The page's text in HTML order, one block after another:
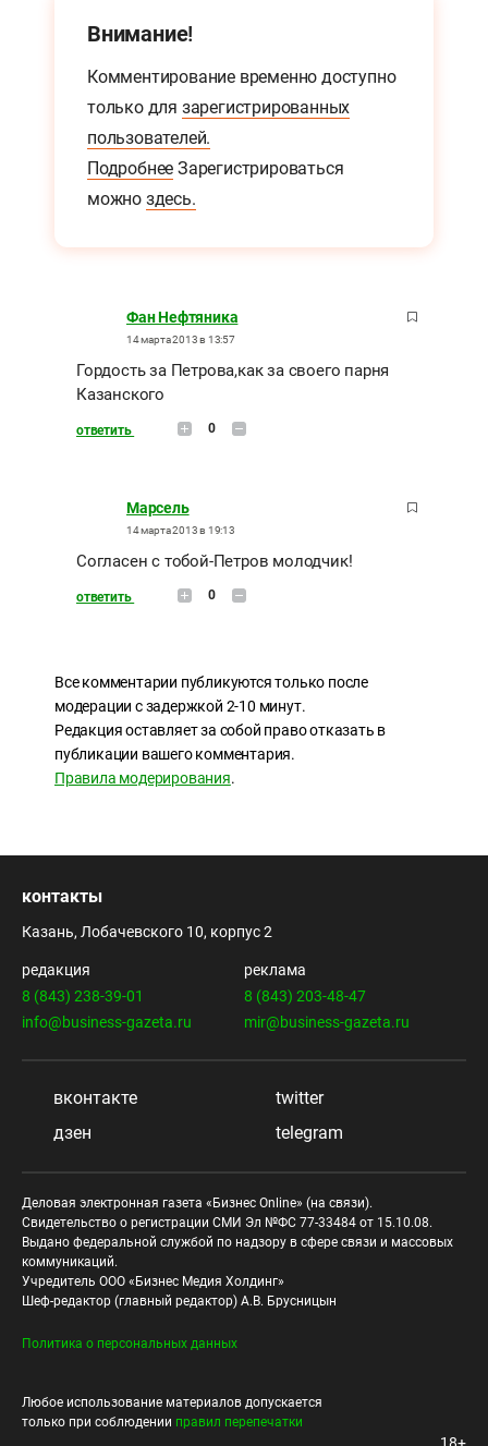
Внимание!
Комментирование временно доступно
только для зарегистрированных
пользователей.
Подробнее Зарегистрироваться
можно здесь.
Фан Нефтяника
14 марта 2013 в 13:57
Гордость за Петрова,как за своего парня
Казанского
ответить 0
Марсель
14 марта 2013 в 19:13
Согласен с тобой-Петров молодчик!
ответить 0
Все комментарии публикуются только после
модерации с задержкой 2-10 минут.
Редакция оставляет за собой право отказать в
публикации вашего комментария.
Правила модерирования.
контакты
Казань, Лобачевского 10, корпус 2
редакция
8 (843) 238-39-01
info@business-gazeta.ru
реклама
8 (843) 203-48-47
mir@business-gazeta.ru
вконтакте
twitter
дзен
telegram
Деловая электронная газета «Бизнес Online» (на связи).
Свидетельство о регистрации СМИ Эл №ФС 77-33484 от 15.10.08.
Выдано федеральной службой по надзору в сфере связи и массовых
коммуникаций.
Учредитель ООО «Бизнес Медия Холдинг»
Шеф-редактор (главный редактор) А.В. Брусницын
Политика о персональных данных
Любое использование материалов допускается
только при соблюдении правил перепечатки